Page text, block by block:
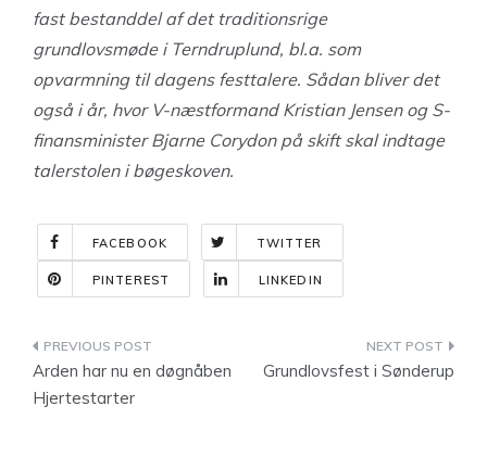
fast bestanddel af det traditionsrige
grundlovsmøde i Terndruplund, bl.a. som
opvarmning til dagens festtalere. Sådan bliver det
også i år, hvor V-næstformand Kristian Jensen og S-
finansminister Bjarne Corydon på skift skal indtage
talerstolen i bøgeskoven.
FACEBOOK TWITTER
PINTEREST LINKEDIN
Indlægsnavigation
Arden har nu en døgnåben
Hjertestarter
Grundlovsfest i Sønderup